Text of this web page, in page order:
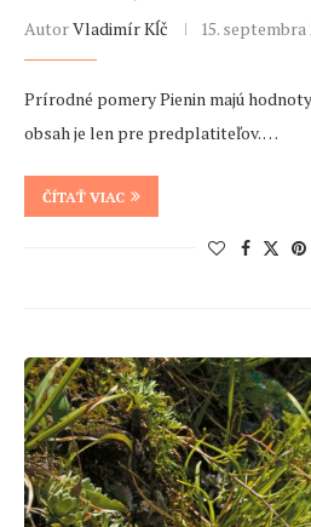
AutorVladimír Kĺč 15. septembra
Prírodné pomery Pienin majú
obsah je len pre predplatiteľov. …
ČÍTAŤ VIAC